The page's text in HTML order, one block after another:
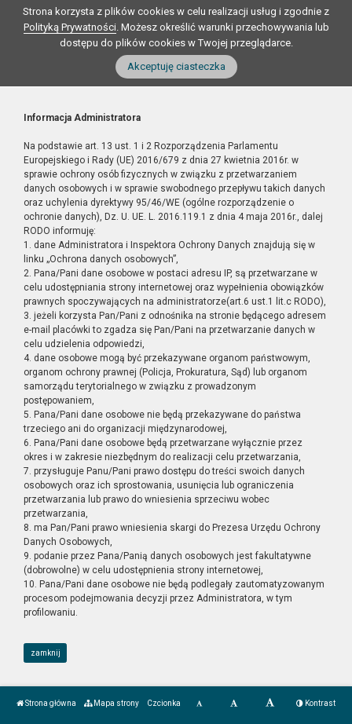
Strona korzysta z plików cookies w celu realizacji usług i zgodnie z
Polityką Prywatności. Możesz określić warunki przechowywania lub
dostępu do plików cookies w Twojej przeglądarce.
Akceptuję ciasteczka
Informacja Administratora
Na podstawie art. 13 ust. 1 i 2 Rozporządzenia Parlamentu
Europejskiego i Rady (UE) 2016/679 z dnia 27 kwietnia 2016r. w
sprawie ochrony osób fizycznych w związku z przetwarzaniem
danych osobowych i w sprawie swobodnego przepływu takich danych
oraz uchylenia dyrektywy 95/46/WE (ogólne rozporządzenie o
ochronie danych), Dz. U. UE. L. 2016.119.1 z dnia 4 maja 2016r., dalej
RODO informuję:
1. dane Administratora i Inspektora Ochrony Danych znajdują się w
linku „Ochrona danych osobowych”,
2. Pana/Pani dane osobowe w postaci adresu IP, są przetwarzane w
celu udostępniania strony internetowej oraz wypełnienia obowiązków
prawnych spoczywających na administratorze(art.6 ust.1 lit.c RODO),
3. jeżeli korzysta Pan/Pani z odnośnika na stronie będącego adresem
e-mail placówki to zgadza się Pan/Pani na przetwarzanie danych w
celu udzielenia odpowiedzi,
4. dane osobowe mogą być przekazywane organom państwowym,
organom ochrony prawnej (Policja, Prokuratura, Sąd) lub organom
samorządu terytorialnego w związku z prowadzonym
postępowaniem,
5. Pana/Pani dane osobowe nie będą przekazywane do państwa
trzeciego ani do organizacji międzynarodowej,
6. Pana/Pani dane osobowe będą przetwarzane wyłącznie przez
okres i w zakresie niezbędnym do realizacji celu przetwarzania,
7. przysługuje Panu/Pani prawo dostępu do treści swoich danych
osobowych oraz ich sprostowania, usunięcia lub ograniczenia
przetwarzania lub prawo do wniesienia sprzeciwu wobec
przetwarzania,
8. ma Pan/Pani prawo wniesienia skargi do Prezesa Urzędu Ochrony
Danych Osobowych,
9. podanie przez Pana/Panią danych osobowych jest fakultatywne
(dobrowolne) w celu udostępnienia strony internetowej,
10. Pana/Pani dane osobowe nie będą podlegały zautomatyzowanym
procesom podejmowania decyzji przez Administratora, w tym
profilowaniu.
zamknij
Strona główna Mapa strony Czcionka Kontrast